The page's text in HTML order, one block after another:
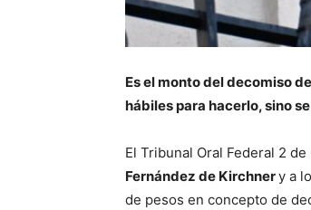
Es el monto del decomiso
hábiles para hacerlo, sino
El Tribunal Oral Federal 2
Fernández de Kirchnery a
de pesos en concepto de